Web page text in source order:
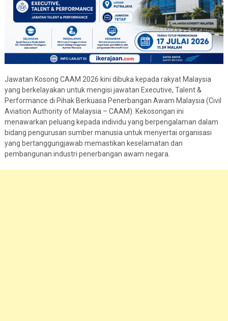
Jawatan Kosong CAAM 2026 kini dibuka kepada rakyat Malaysia
yang berkelayakan untuk mengisi jawatan Executive, Talent &
Performance di Pihak Berkuasa Penerbangan Awam Malaysia (Civil
Aviation Authority of Malaysia – CAAM). Kekosongan ini
menawarkan peluang kepada individu yang berpengalaman dalam
bidang pengurusan sumber manusia untuk menyertai organisasi
yang bertanggungjawab memastikan keselamatan dan
pembangunan industri penerbangan awam negara.